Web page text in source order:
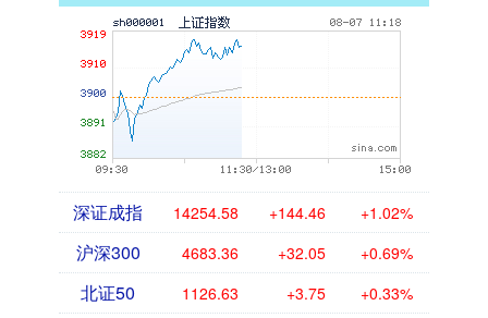
深证成指 14254.58 +144.46 +1.02%
沪深300 4683.36 +32.05 +0.69%
北证50 1126.63 +3.75 +0.33%